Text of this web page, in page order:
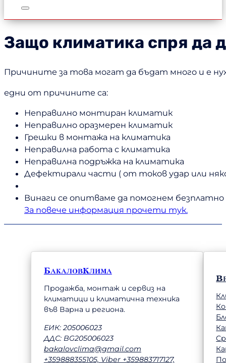
Защо климатика спря да
Причините за това могат да бъдат много и е
едни от причините са:
Неправилно монтиран климатик
Неправилно оразмерен климатик
Грешки в монтажа на климатика
Неправилна работа с климатика
Неправилна подръжка на климатика
Дефектирали части ( от токов удар или
Винаги се опитваме да помогнем
За повече информация прочети тук.
БакаловКлима
Продажба, монтаж и сервиз на
климатици и климатична техника
във Варна и региона.
ЕИК: 205006023
ДДС: BG205006023
bakalovclima@gmail.com
+359888355105, Viber +359883717127,